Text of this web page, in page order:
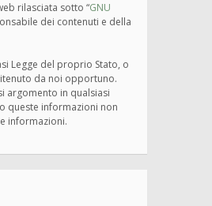
rilasciata sotto “GNU
dei contenuti e della
Legge del proprio Stato, o
da noi opportuno.
argomento in qualsiasi
queste informazioni non
informazioni.